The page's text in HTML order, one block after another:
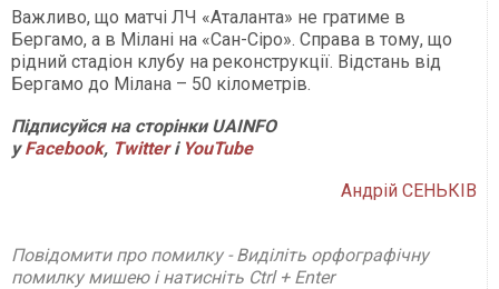
Важливо, що матчі ЛЧ «Аталанта» не гратиме в
Бергамо, а в Мілані на «Сан-Сіро». Справа в тому, що
рідний стадіон клубу на реконструкції. Відстань від
Бергамо до Мілана – 50 кілометрів.
Підписуйся на сторінки UAINFO
уFacebook, Twitter і YouTube
Андрій СЕНЬКІВ
Повідомити про помилку - Виділіть орфографічну
помилку мишею і натисніть Ctrl + Enter